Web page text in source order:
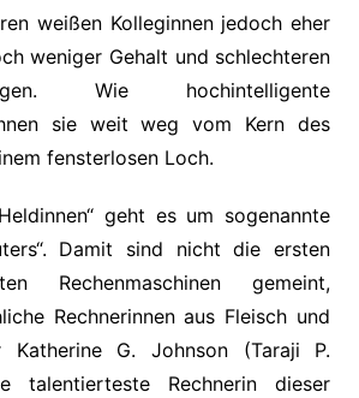
weißen Kolleginnen jedoch eher
weniger Gehalt und schlechteren
Wie hochintelligente
sie weit weg vom Kern des
fensterlosen Loch.
geht es um sogenannte
Damit sind nicht die ersten
Rechenmaschinen gemeint,
Rechnerinnen aus Fleisch und
Katherine G. Johnson (Taraji P.
talentierteste Rechnerin dieser